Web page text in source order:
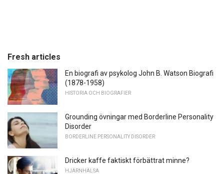
Fresh articles
En biografi av psykolog John B. Watson Biografi
(1878-1958)
HISTORIA OCH BIOGRAFIER
Grounding övningar med Borderline Personality
Disorder
BORDERLINE PERSONALITY DISORDER
Dricker kaffe faktiskt förbättrat minne?
HJÄRNHÄLSA